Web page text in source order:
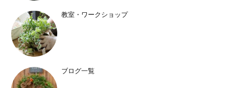
教室・ワークショップ
ブログ一覧